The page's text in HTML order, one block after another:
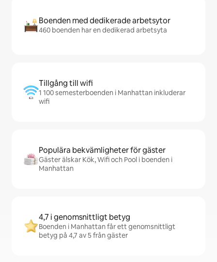
Boenden med dedikerade arbetsytor
460 boenden har en dedikerad arbetsyta
Tillgång till wifi
1 100 semesterboenden i Manhattan inkluderar
wifi
Populära bekvämligheter för gäster
Gäster älskar Kök, Wifi och Pool i boenden i
Manhattan
4,7 i genomsnittligt betyg
Boenden i Manhattan får ett genomsnittligt
betyg på 4,7 av 5 från gäster